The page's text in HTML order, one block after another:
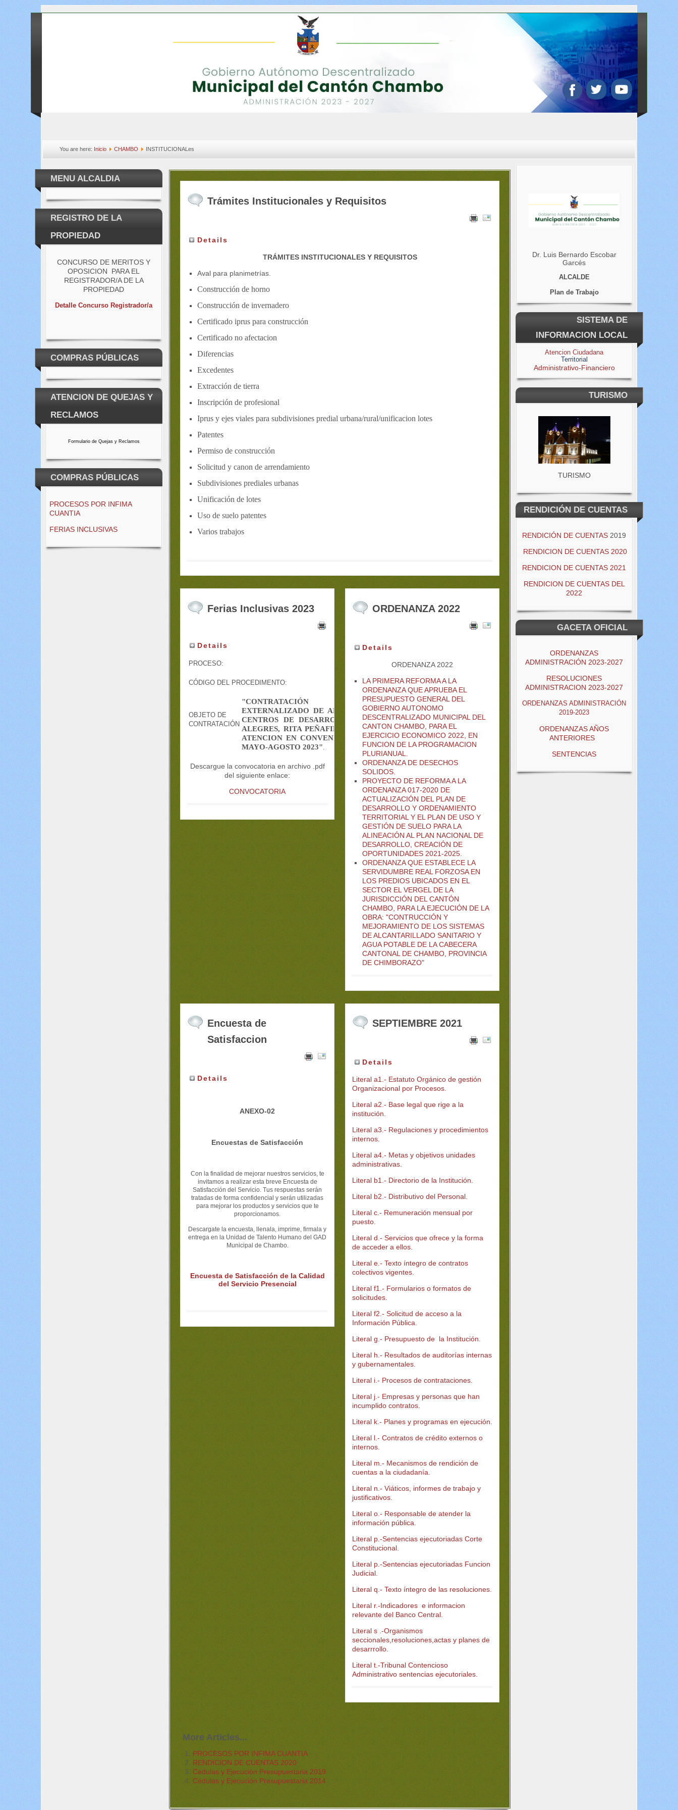
You are here: Inicio CHAMBO INSTITUCIONALes
MENU ALCALDIA
REGISTRO DE LA
PROPIEDAD
CONCURSO DE MERITOS Y
OPOSICION PARA EL
REGISTRADOR/A DE LA
PROPIEDAD
Detalle Concurso Registrador/a
COMPRAS PÚBLICAS
ATENCION DE QUEJAS Y
RECLAMOS
Formulario de Quejas y Reclamos
COMPRAS PÚBLICAS
PROCESOS POR INFIMA
CUANTIA
FERIAS INCLUSIVAS
Trámites Institucionales y Requisitos
Details
TRÁMITES INSTITUCIONALES Y REQUISITOS
Aval para planimetrías.
Construcción de horno
Construcción de invernadero
Certificado iprus para construcción
Certificado no afectacion
Diferencias
Excedentes
Extracción de tierra
Inscripción de profesional
Iprus y ejes viales para subdivisiones predial urbana/rural/unificacion lotes
Patentes
Permiso de construcción
Solicitud y canon de arrendamiento
Subdivisiones prediales urbanas
Unificación de lotes
Uso de suelo patentes
Varios trabajos
Ferias Inclusivas 2023
Details
PROCESO: FERIAS INCLUSIVAS
CÓDIGO DEL PROCEDIMENTO: FI-GADCHAMBO-01-23
OBJETO DE
CONTRATACIÓN
"CONTRATACIÓN DEL SERVICIO
EXTERNALIZADO DE ALIMENTACIÓN PARA LOS
CENTROS DE DESARROLLO
INFANTIL CARITAS
ALEGRES, RITA PEÑAFIEL, MI MUNDO FELIZ DE
ATENCION EN CONVENIO MIES GADM CHAMBO
MAYO-AGOSTO 2023"
Descargue la convocatoria en archivo .pdf
del siguiente enlace:
CONVOCATORIA
ORDENANZA 2022
Details
ORDENANZA 2022
LA PRIMERA REFORMA A LA
ORDENANZA QUE APRUEBA EL
PRESUPUESTO GENERAL DEL
GOBIERNO AUTONOMO
DESCENTRALIZADO MUNICIPAL DEL
CANTON CHAMBO, PARA EL
EJERCICIO ECONOMICO 2022, EN
FUNCION DE LA PROGRAMACION
PLURIANUAL.
ORDENANZA DE DESECHOS
SOLIDOS.
PROYECTO DE REFORMA A LA
ORDENANZA 017-2020 DE
ACTUALIZACIÓN DEL PLAN DE
DESARROLLO Y ORDENAMIENTO
TERRITORIAL Y EL PLAN DE USO Y
GESTIÓN DE SUELO PARA LA
ALINEACIÓN AL PLAN NACIONAL DE
DESARROLLO, CREACIÓN DE
OPORTUNIDADES 2021-2025.
ORDENANZA QUE ESTABLECE LA
SERVIDUMBRE REAL FORZOSA EN
LOS PREDIOS UBICADOS EN EL
SECTOR EL VERGEL DE LA
JURISDICCIÓN DEL CANTÓN
CHAMBO, PARA LA EJECUCIÓN DE LA
OBRA: "CONTRUCCIÓN Y
MEJORAMIENTO DE LOS SISTEMAS
DE ALCANTARILLADO SANITARIO Y
AGUA POTABLE DE LA CABECERA
CANTONAL DE CHAMBO, PROVINCIA
DE CHIMBORAZO"
Encuesta de
Satisfaccion
Details
ANEXO-02
Encuestas de Satisfacción
Con la finalidad de mejorar nuestros servicios, te
invitamos a realizar esta breve Encuesta de
Satisfacción del Servicio. Tus respuestas serán
tratadas de forma confidencial y serán utilizadas
para mejorar los productos y servicios que te
proporcionamos.
Descargate la encuesta, llenala, imprime, firmala y
entrega en la Unidad de Talento Humano del GAD
Municipal de Chambo.
Encuesta de Satisfacción de la Calidad
del Servicio Presencial
SEPTIEMBRE 2021
Details
Literal a1.- Estatuto Orgánico de gestión
Organizacional por Procesos.
Literal a2.- Base legal que rige a la
institución.
Literal a3.- Regulaciones y procedimientos
internos.
Literal a4.- Metas y objetivos unidades
administrativas.
Literal b1.- Directorio de la Institución.
Literal b2.- Distributivo del Personal.
Literal c.- Remuneración mensual por
puesto.
Literal d.- Servicios que ofrece y la forma
de acceder a ellos.
Literal e.- Texto íntegro de contratos
colectivos vigentes.
Literal f1.- Formularios o formatos de
solicitudes.
Literal f2.- Solicitud de acceso a la
Información Pública.
Literal g.- Presupuesto de la Institución.
Literal h.- Resultados de auditorías internas
y gubernamentales.
Literal i.- Procesos de contrataciones.
Literal j.- Empresas y personas que han
incumplido contratos.
Literal k.- Planes y programas en ejecución.
Literal l.- Contratos de crédito externos o
internos.
Literal m.- Mecanismos de rendición de
cuentas a la ciudadanía.
Literal n.- Viáticos, informes de trabajo y
justificativos.
Literal o.- Responsable de atender la
información pública.
Literal p.-Sentencias ejecutoriadas Corte
Constitucional.
Literal p.-Sentencias ejecutoriadas Funcion
Judicial.
Literal q.- Texto íntegro de las resoluciones.
Literal r.-Indicadores e informacion
relevante del Banco Central.
Literal s .-Organismos
seccionales,resoluciones,actas y planes de
desarrrollo.
Literal t.-Tribunal Contencioso
Administrativo sentencias ejecutoriales.
More Articles...
PROCESOS POR INFIMA CUANTIA
RENDICION DE CUENTAS 2020
Cédulas y Ejecución Presupuestaria 2019
Cédulas y Ejecución Presupuestaria 2014
Dr. Luis Bernardo Escobar
Garcés
ALCALDE
Plan de Trabajo
SISTEMA DE
INFORMACION LOCAL
Atencion Ciudadana
Territorial
Administrativo-Financiero
TURISMO
TURISMO
RENDICIÓN DE CUENTAS
RENDICIÓN DE CUENTAS 2019
RENDICION DE CUENTAS 2020
RENDICION DE CUENTAS 2021
RENDICION DE CUENTAS DEL
2022
GACETA OFICIAL
ORDENANZAS
ADMINISTRACIÓN 2023-2027
RESOLUCIONES
ADMINISTRACION 2023-2027
ORDENANZAS ADMINISTRACIÓN
2019-2023
ORDENANZAS AÑOS
ANTERIORES
SENTENCIAS